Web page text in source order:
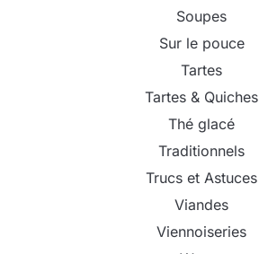
Soupes
Sur le pouce
Tartes
Tartes & Quiches
Thé glacé
Traditionnels
Trucs et Astuces
Viandes
Viennoiseries